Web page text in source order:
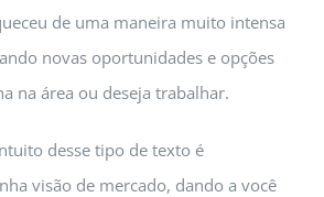
de uma maneira muito intensa
novas oportunidades e opções
na área ou deseja trabalhar.
desse tipo de texto é
visão de mercado, dando a você